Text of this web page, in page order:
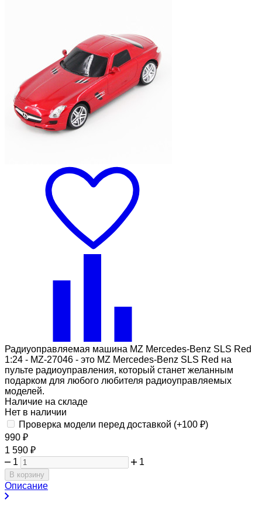
Радиуоправляемая машина MZ Mercedes-Benz SLS Red
1:24 - MZ-27046 - это MZ Mercedes-Benz SLS Red на
пульте радиоуправления, который станет желанным
подарком для любого любителя радиоуправляемых
моделей.
Наличие на складе
Нет в наличии
Проверка модели перед доставкой (+100 ₽)
990 ₽
1 590 ₽
1
1
В корзину
Описание